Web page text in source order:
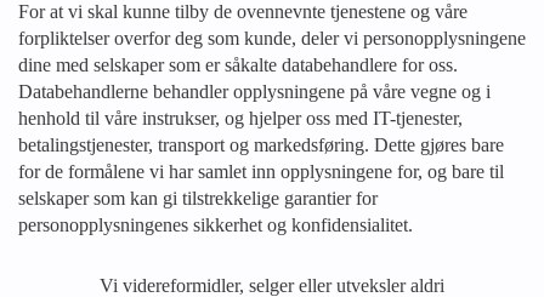
For at vi skal kunne tilby de ovennevnte tjenestene og våre
forpliktelser overfor deg som kunde, deler vi personopplysningene
dine med selskaper som er såkalte databehandlere for oss.
Databehandlerne behandler opplysningene på våre vegne og i
henhold til våre instrukser, og hjelper oss med IT-tjenester,
betalingstjenester, transport og markedsføring. Dette gjøres bare
for de formålene vi har samlet inn opplysningene for, og bare til
selskaper som kan gi tilstrekkelige garantier for
personopplysningenes sikkerhet og konfidensialitet.
Vi videreformidler, selger eller utveksler aldri